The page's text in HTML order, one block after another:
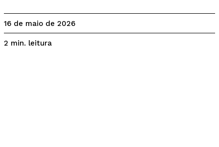
16 de maio de 2026
2 min. leitura